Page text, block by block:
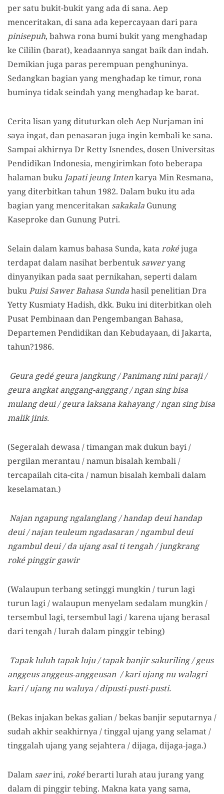
per satu bukit-bukit yang ada di sana. Aep
menceritakan, di sana ada kepercayaan dari para
pinisepuh, bahwa rona bumi bukit yang menghadap
ke Cililin (barat), keadaannya sangat baik dan indah.
Demikian juga paras perempuan penghuninya.
Sedangkan bagian yang menghadap ke timur, rona
buminya tidak seindah yang menghadap ke barat.
Cerita lisan yang dituturkan oleh Aep Nurjaman ini
saya ingat, dan penasaran juga ingin kembali ke sana.
Sampai akhirnya Dr Retty Isnendes, dosen Universitas
Pendidikan Indonesia, mengirimkan foto beberapa
halaman buku Japati jeung Intenkarya Min Resmana,
yang diterbitkan tahun 1982. Dalam buku itu ada
bagian yang menceritakan sakakala Gunung
Kaseproke dan Gunung Putri.
Selain dalam kamus bahasa Sunda, katarokéjuga
terdapat dalam nasihat berbentuksaweryang
dinyanyikan pada saat pernikahan, seperti dalam
bukuPuisi Sawer Bahasa Sundahasil penelitian Dra
Yetty Kusmiaty Hadish, dkk. Buku ini diterbitkan oleh
Pusat Pembinaan dan Pengembangan Bahasa,
Departemen Pendidikan dan Kebudayaan, di Jakarta,
tahun?1986.
Geura gedé geura jangkung / Panimang nini paraji /
geura angkat anggang-anggang / ngan sing bisa
mulang deui / geura laksana kahayang / ngan sing bisa
malik jinis.
(Segeralah dewasa / timangan mak dukun bayi /
pergilan merantau / namun bisalah kembali /
tercapailah cita-cita / namun bisalah kembali dalam
keselamatan.)
Najan ngapung ngalanglang / handap deui handap
deui / najan teuleum ngadasaran / ngambul deui
ngambul deui / da ujang asal ti tengah/ jungkrang
roké pinggir gawir
(Walaupun terbang setinggi mungkin / turun lagi
turun lagi / walaupun menyelam sedalam mungkin /
tersembul lagi, tersembul lagi / karena ujang berasal
dari tengah / lurah dalam pinggir tebing)
Tapak luluh tapak luju / tapak banjir sakuriling / geus
anggeus anggeus-anggeusan / kari ujang nu walagri
kari / ujang nu waluya / dipusti-pusti-pusti.
(Bekas injakan bekas galian / bekas banjir seputarnya /
sudah akhir seakhirnya / tinggal ujang yang selamat /
tinggalah ujang yang sejahtera / dijaga, dijaga-jaga.)
Dalam saerini, rokéberarti lurah atau jurang yang
dalam di pinggir tebing. Makna kata yang sama,